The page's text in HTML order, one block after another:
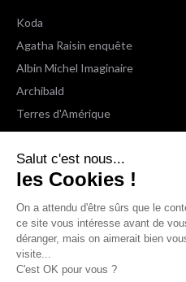
Salut c'est nous...
les Cookies !
On a attendu d'être sûrs que le
ce site vous intéresse avant de
déranger, mais on aimerait bien
visite...
C'est OK pour vous ?
Koda
Agatha Raisin enquête
Albin Michel Imaginaire
Archibald
Terres d'Amérique
Espaces Libres Poche
NOX
Wiz
Voir toutes les collections
Nous suivre